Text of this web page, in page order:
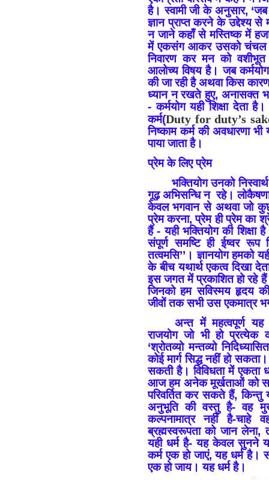
है। स्वामी जी के अनुसार,
ज्ञान प्राप्त करने के उद्देश्य
न जाने कहाँ से मस्तिष्क में
में एकसंग आकर उसको चंचल
निवारण कर मन को वशीभूत
आलोच्य विषय है। जब
की जा रही है अथवा किस
ध्यान न रखते हुए, अनासक्त
- कर्मयोग यही शिक्षा देता
कर्म(Duty for duty’s
निष्काम कर्म की अवधारणा
पाया जाता है।
प्रेम के लिए प्रेम
भक्तियोग उनको
गूढ़ अभिसन्धि न रहे।
केवल भगवान से अथवा जो
प्रेम करना, प्रेम ही प्रेम का
हैं - यही भक्तियोग की
संपूर्ण समष्टि ही ईष्वर रूप
तत्वमसि’’। ज्ञानयोग हमको
के बीच यथार्थ एकत्व दिखा
इस जगत में प्रकाशित हो रहे
जिनको हम सविस्मय हृदय
जीवों तक सभी उस एकमात्र
अन्त में महत्वपूर्ण यह
राजयोग जो भी हो प्रत्येक
‘श्रोतव्यो मन्तव्यो
कोई मार्ग सिद्ध नहीं हो
सकती है। विविधता में एकता
आज हम अनेक मूर्खताओं को
परिवर्तित कर सकते हैं, किन्तु
अनुभूति की वस्तु है- वह
कल्पनामात्र नहीं है-चाहे
ब्रह्मस्वरूपता को जान लेना,
यही धर्म है- यह केवल सुनने
कर्म एक हो जाएं, यह धर्म
एक हो जाय। यह धर्म है।